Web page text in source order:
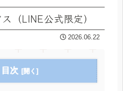
（LINE公式限定）
2026.06.22
目次